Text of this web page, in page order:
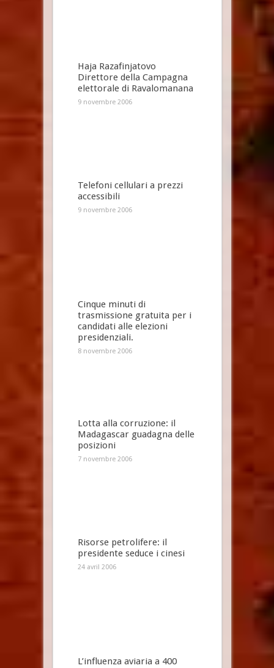
Haja Razafinjatovo
Direttore della Campagna
elettorale di Ravalomanana
9 novembre 2006
Telefoni cellulari a prezzi
accessibili
9 novembre 2006
Cinque minuti di
trasmissione gratuita per i
candidati alle elezioni
presidenziali.
8 novembre 2006
Lotta alla corruzione: il
Madagascar guadagna delle
posizioni
7 novembre 2006
Risorse petrolifere: il
presidente seduce i cinesi
24 avril 2006
L’influenza aviaria a 400